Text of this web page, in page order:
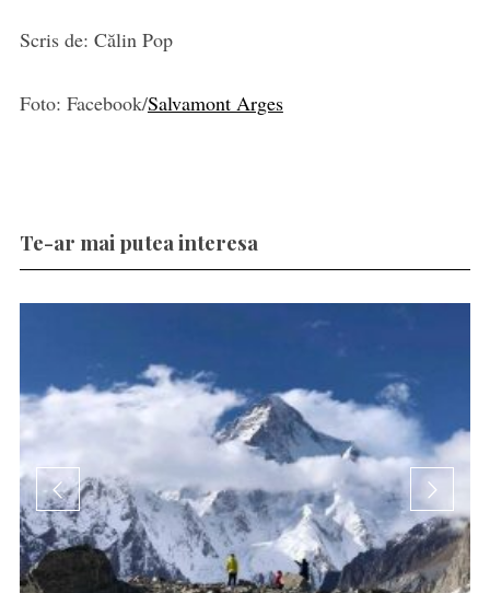
Scris de: Călin Pop
Foto: Facebook/Salvamont Arges
Te-ar mai putea interesa